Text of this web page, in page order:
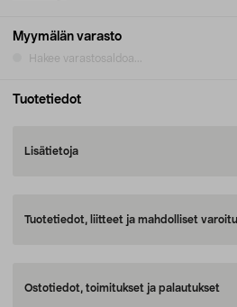
Myymälän varasto
Hakee varastosaldoa...
Tuotetiedot
Lisätietoja
Tuotetiedot, liitteet ja mahdolliset
Ostotiedot, toimitukset ja palautukset